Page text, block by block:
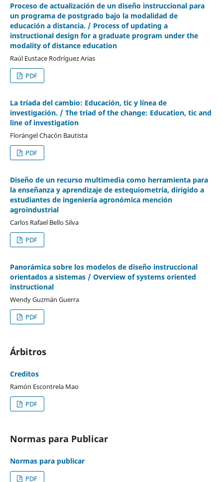
Proceso de actualización de un diseño instruccional para
un programa de postgrado bajo la modalidad de
educación a distancia. / Process of updating a
instructional design for a graduate program under the
modality of distance education
Raúl Eustace Rodríguez Arias
PDF
La tríada del cambio: Educación, tic y línea de
investigación. / The triad of the change: Education, tic and
line of investigation
Florángel Chacón Bautista
PDF
Diseño de un recurso multimedia como herramienta para
la enseñanza y aprendizaje de estequiometría, dirigido a
estudiantes de ingeniería agronómica mención
agroindustrial
Carlos Rafael Bello Silva
PDF
Panorámica sobre los modelos de diseño instruccional
orientados a sistemas / Overview of systems oriented
instructional
Wendy Guzmán Guerra
PDF
Árbitros
Creditos
Ramón Escontrela Mao
PDF
Normas para Publicar
Normas para publicar
PDF